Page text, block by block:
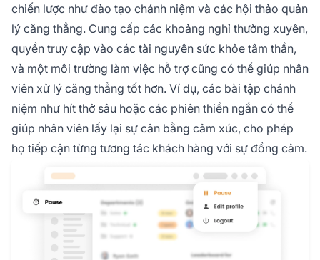
chiến lược như đào tạo chánh niệm và các hội thảo quản
lý căng thẳng. Cung cấp các khoảng nghỉ thường xuyên,
quyền truy cập vào các tài nguyên sức khỏe tâm thần,
và một môi trường làm việc hỗ trợ cũng có thể giúp nhân
viên xử lý căng thẳng tốt hơn. Ví dụ, các bài tập chánh
niệm như hít thở sâu hoặc các phiên thiền ngắn có thể
giúp nhân viên lấy lại sự cân bằng cảm xúc, cho phép
họ tiếp cận từng tương tác khách hàng với sự đồng cảm.